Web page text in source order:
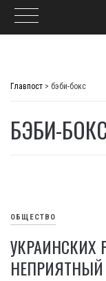
Главпост > бэби-бокс
БЭБИ-
ОБЩЕСТВО